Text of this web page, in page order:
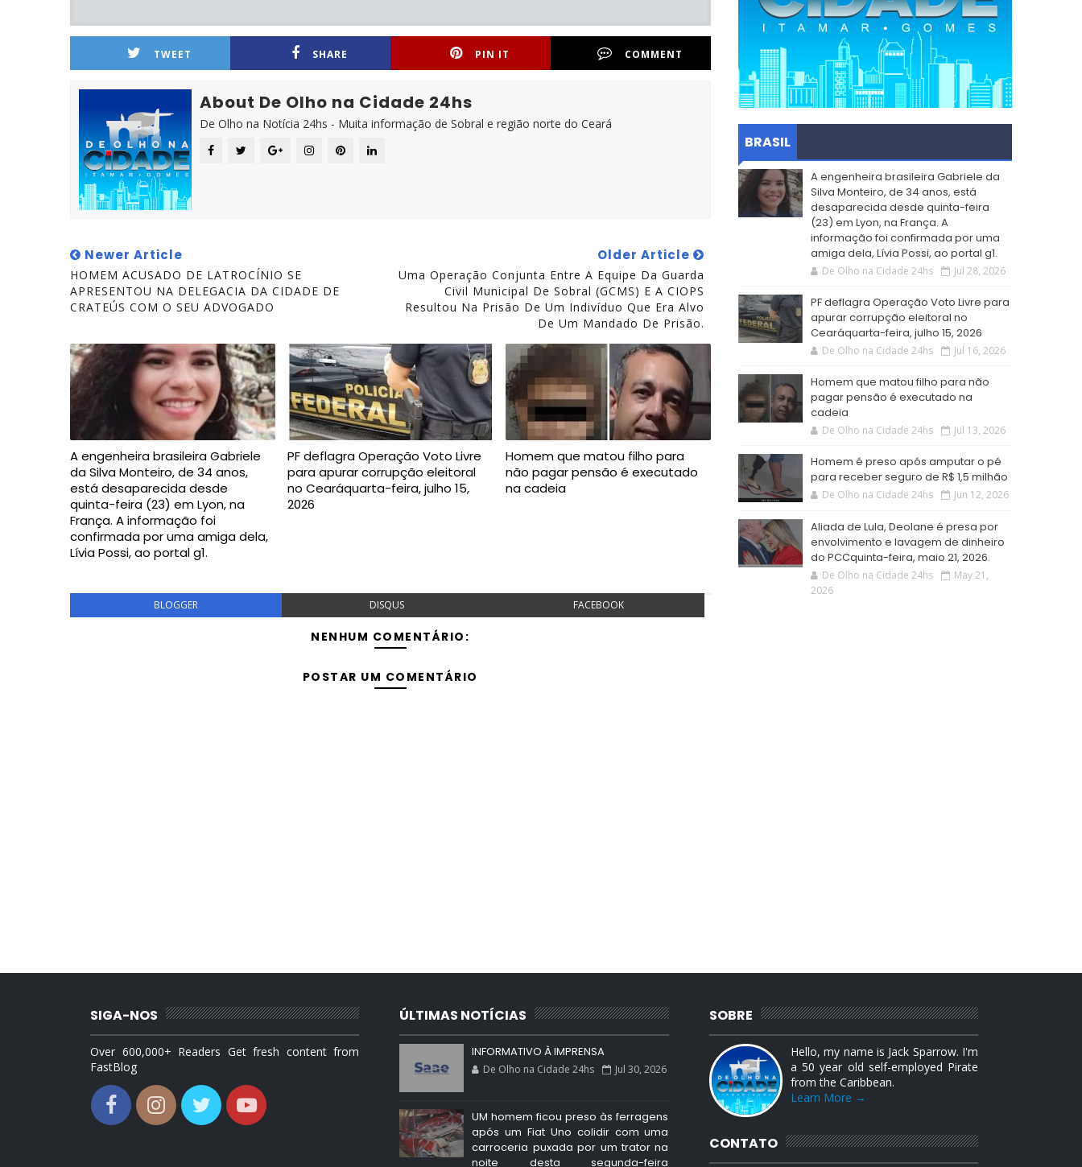
TWEET SHARE PIN IT COMMENT
About De Olho na Cidade 24hs
De Olho na Notícia 24hs - Muita informação de Sobral e região norte do Ceará
Newer Article
HOMEM ACUSADO DE LATROCÍNIO SE
APRESENTOU NA DELEGACIA DA CIDADE DE
CRATEÚS COM O SEU ADVOGADO
Older Article
Uma Operação Conjunta Entre A Equipe Da Guarda
Civil Municipal De Sobral (GCMS) E A CIOPS
Resultou Na Prisão De Um Indivíduo Que Era Alvo
De Um Mandado De Prisão.
A engenheira brasileira Gabriele
da Silva Monteiro, de 34 anos,
está desaparecida desde
quinta-feira (23) em Lyon, na
França. A informação foi
confirmada por uma amiga dela,
Lívia Possi, ao portal g1.
PF deflagra Operação Voto Livre
para apurar corrupção eleitoral
no Cearáquarta-feira, julho 15,
2026
Homem que matou filho para
não pagar pensão é executado
na cadeia
BLOGGER DISQUS FACEBOOK
NENHUM COMENTÁRIO:
POSTAR UM COMENTÁRIO
BRASIL
A engenheira brasileira Gabriele da
Silva Monteiro, de 34 anos, está
desaparecida desde quinta-feira
(23) em Lyon, na França. A
informação foi confirmada por uma
amiga dela, Lívia Possi, ao portal g1.
De Olho na Cidade 24hs Jul 28, 2026
PF deflagra Operação Voto Livre para
apurar corrupção eleitoral no
Cearáquarta-feira, julho 15, 2026
De Olho na Cidade 24hs Jul 16, 2026
Homem que matou filho para não
pagar pensão é executado na
cadeia
De Olho na Cidade 24hs Jul 13, 2026
Homem é preso após amputar o pé
para receber seguro de R$ 1,5 milhão
De Olho na Cidade 24hs Jun 12, 2026
Aliada de Lula, Deolane é presa por
envolvimento e lavagem de dinheiro
do PCCquinta-feira, maio 21, 2026.
De Olho na Cidade 24hs
May 21,
2026
SIGA-NOS
Over 600,000+ Readers Get fresh content from
FastBlog
ÚLTIMAS NOTÍCIAS
INFORMATIVO À IMPRENSA
De Olho na Cidade 24hs Jul 30, 2026
UM homem ficou preso às ferragens
após um Fiat Uno colidir com uma
carroceria puxada por um trator na
noite desta segunda-feira
SOBRE
Hello, my name is Jack Sparrow. I'm
a 50 year old self-employed Pirate
from the Caribbean.
Learn More →
CONTATO